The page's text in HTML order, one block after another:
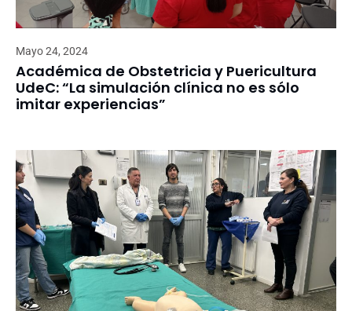
Mayo 24, 2024
Académica de Obstetricia y Puericultura
UdeC: “La simulación clínica no es sólo
imitar experiencias”